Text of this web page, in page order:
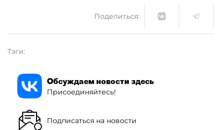
Поделиться:
Тэги:
Обсуждаем новости здесь
Присоединяйтесь!
Подписаться на новости